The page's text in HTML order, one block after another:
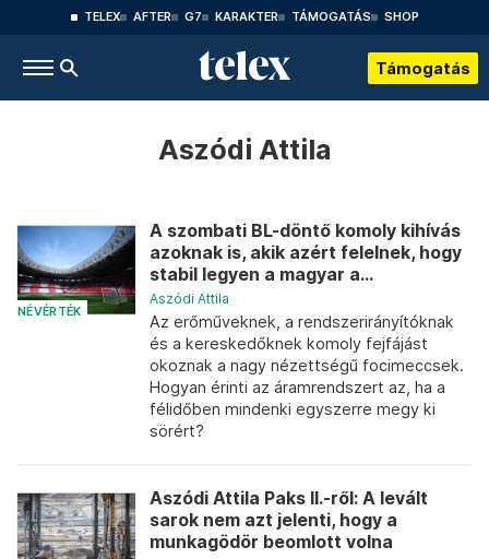
TELEX AFTER G7 KARAKTER TÁMOGATÁS SHOP
Támogatás
Aszódi Attila
NÉVÉRTÉK
A szombati BL-döntő komoly kihívás
azoknak is, akik azért felelnek, hogy
stabil legyen a magyar a...
Aszódi Attila
Az erőműveknek, a rendszerirányítóknak
és a kereskedőknek komoly fejfájást
okoznak a nagy nézettségű focimeccsek.
Hogyan érinti az áramrendszert az, ha a
félidőben mindenki egyszerre megy ki
sörért?
Aszódi Attila Paks II.-ről: A levált
sarok nem azt jelenti, hogy a
munkagödör beomlott volna